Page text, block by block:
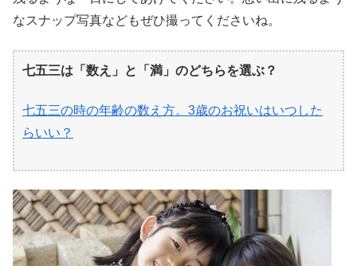
なスナップ写真などもぜひ撮ってくださいね。
七五三は「数え」と「満」のどちらを選ぶ？
七五三の時の年齢の数え方。3歳のお祝いはいつした
らいい？